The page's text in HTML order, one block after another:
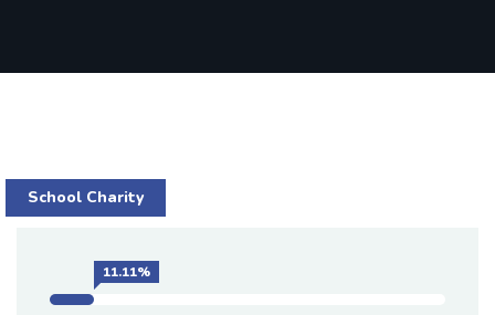
School Charity
11.11%